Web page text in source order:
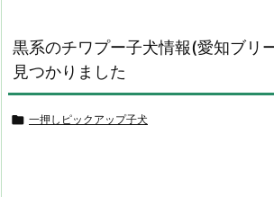
黒系のチワプー子犬情報(愛知ブリ
見つかりました
 一押しピックアップ子犬